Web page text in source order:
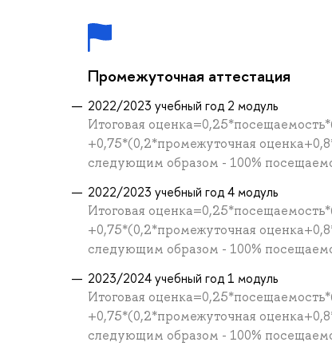
Промежуточная аттестация
2022/2023 учебный год 2 модуль
Итоговая
+0,75*(0,2*промежуточная
следующим образом - 100%
2022/2023 учебный год 4 модуль
Итоговая
+0,75*(0,2*промежуточная
следующим образом - 100%
2023/2024 учебный год 1 модуль
Итоговая
+0,75*(0,2*промежуточная
следующим образом - 100%